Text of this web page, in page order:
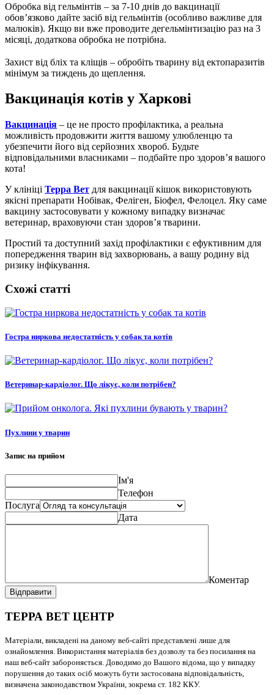
Обробка від гельмінтів – за 7-10 днів до вакцинації
обов’язково дайте засіб від гельмінтів (особливо важливе для
малюків). Якщо ви вже проводите дегельмінтизацію раз на 3
місяці, додаткова обробка не потрібна.
Захист від бліх та кліщів – обробіть тварину від ектопаразитів
мінімум за тиждень до щеплення.
Вакцинація котів у Харкові
Вакцинація – це не просто профілактика, а реальна
можливість продовжити життя вашому улюбленцю та
убезпечити його від серйозних хвороб. Будьте
відповідальними власниками – подбайте про здоров’я вашого
кота!
У клініці Терра Вет для вакцинації кішок використовують
якісні препарати Нобівак, Феліген, Біофел, Фелоцел. Яку саме
вакцину застосовувати у кожному випадку визначає
ветеринар, враховуючи стан здоров’я тварини.
Простий та доступний захід профілактики є ефуктивним для
попередження тварин від захворювань, а вашу родину від
ризику інфікування.
Схожі статті
Гостра ниркова недостатність у собак та котів
Ветеринар-кардіолог. Що лікує, коли потрібен?
Пухлини у тварин
Запис на прийом
Ім'я
Телефон
Послуга
Дата
Коментар
Відправити
ТЕРРА ВЕТ ЦЕНТР
Матеріали, викладені на даному веб-сайті представлені лише для
ознайомлення. Використання матеріалів без дозволу та без посилання на
наш веб-сайт забороняється. Доводимо до Вашого відома, що у випадку
порушення до таких осіб можуть бути застосована відповідальність,
визначена законодавством України, зокрема ст. 182 ККУ.